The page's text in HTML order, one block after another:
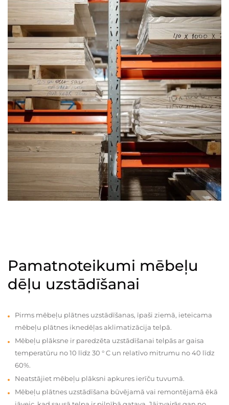
Pamatnoteikumi mēbeļu
dēļu uzstādīšanai
Pirms mēbeļu plātnes uzstādīšanas, īpaši ziemā, ieteicama
mēbeļu plātnes iknedēļas aklimatizācija telpā.
Mēbeļu plāksne ir paredzēta uzstādīšanai telpās ar gaisa
temperatūru no 10 līdz 30 ° C un relatīvo mitrumu no 40 līdz
60%.
Neatstājiet mēbeļu plāksni apkures ierīču tuvumā.
Mēbeļu plātnes uzstādīšana būvējamā vai remontējamā ēkā